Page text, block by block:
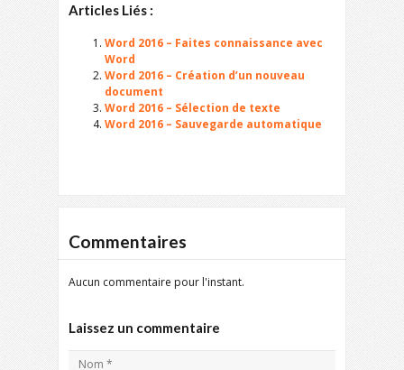
Articles Liés :
Word 2016 – Faites connaissance avec
Word
Word 2016 – Création d’un nouveau
document
Word 2016 – Sélection de texte
Word 2016 – Sauvegarde automatique
Commentaires
Aucun commentaire pour l'instant.
Laissez un commentaire